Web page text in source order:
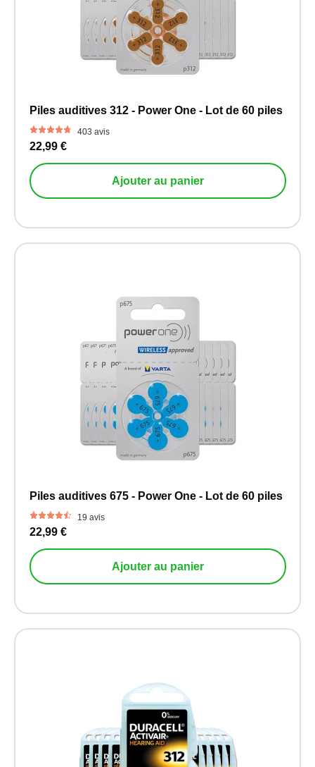
Piles auditives 312 - Power One - Lot de 60 piles
403 avis
22,99 €
Ajouter au panier
Piles auditives 675 - Power One - Lot de 60 piles
19 avis
22,99 €
Ajouter au panier